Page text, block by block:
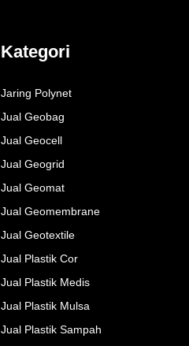
Kategori
Jaring Polynet
Jual Geobag
Jual Geocell
Jual Geogrid
Jual Geomat
Jual Geomembrane
Jual Geotextile
Jual Plastik Cor
Jual Plastik Medis
Jual Plastik Mulsa
Jual Plastik Sampah